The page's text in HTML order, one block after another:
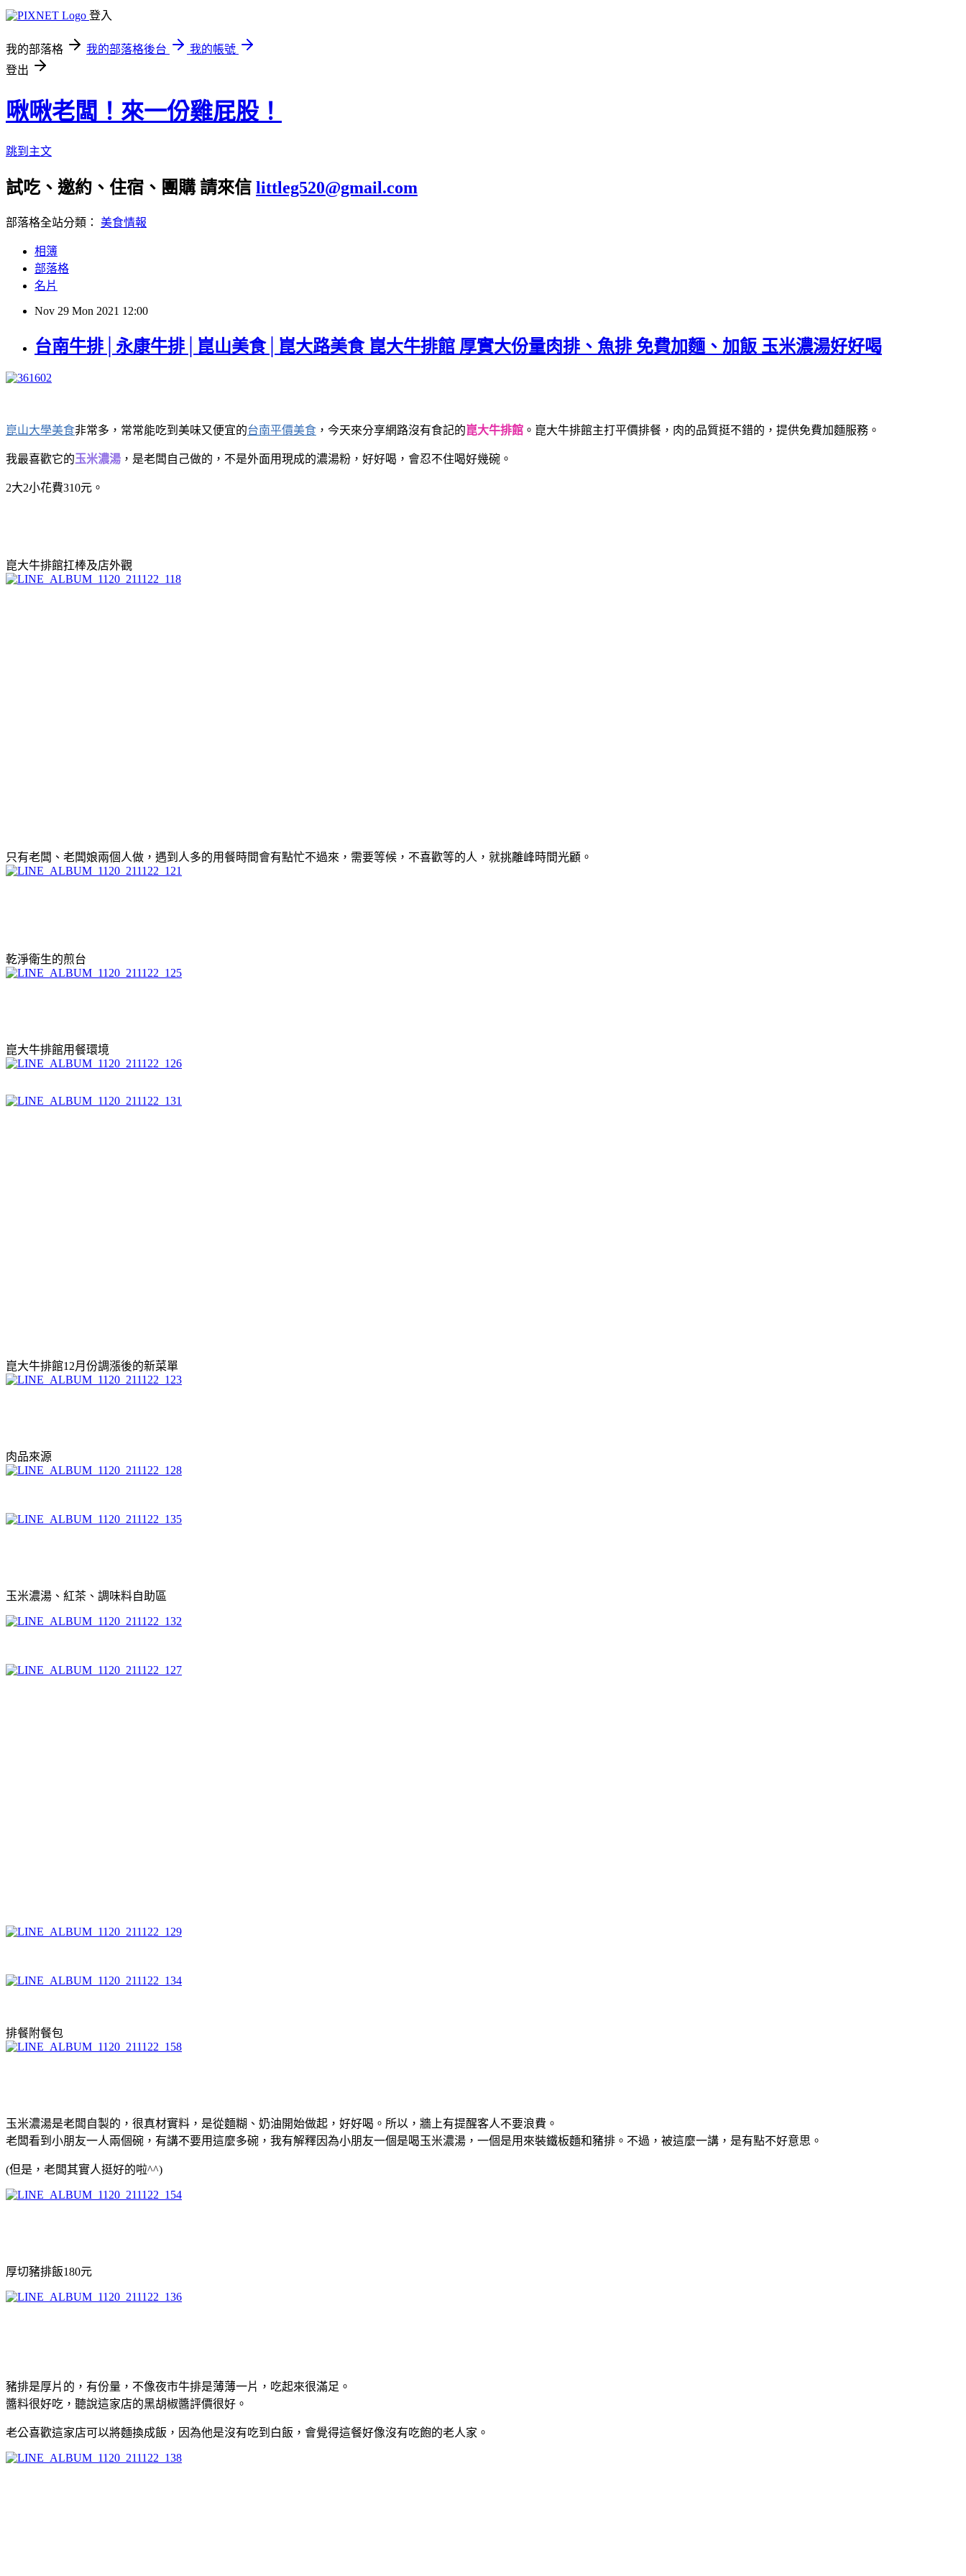
登入
我的部落格 我的部落格後台
我的帳號
登出
啾啾老闆！來一份雞屁股！
跳到主文
試吃、邀約、住宿、團購 請來信 littleg520@gmail.com
部落格全站分類： 美食情報
相簿
部落格
名片
Nov 29 Mon 2021 12:00
台南牛排│永康牛排│崑山美食│崑大路美食 崑大牛排館 厚實大份量肉排、魚排 免費加麵、加飯 玉米濃湯好好喝
崑山大學美食非常多，常常能吃到美味又便宜的台南平價美食 ，今天來分享網路沒有食記的崑大牛排館 。崑大牛排館主打平價排餐，肉的品質挺不錯的，提供免費加麵服務。
我最喜歡它的玉米濃湯 ，是老闆自己做的，不是外面用現成的濃湯粉，好好喝，會忍不住喝好幾碗。
2大2小花費310元。
崑大牛排館扛棒及店外觀
只有老闆、老闆娘兩個人做，遇到人多的用餐時間會有點忙不過來，需要等候，不喜歡等的人，就挑離峰時間光顧。
乾淨衛生的煎台
崑大牛排館用餐環境
崑大牛排館12月份調漲後的新菜單
肉品來源
玉米濃湯、紅茶、調味料自助區
排餐附餐包
玉米濃湯是老闆自製的，很真材實料，是從麵糊、奶油開始做起，好好喝。所以，牆上有提醒客人不要浪費。
老闆看到小朋友一人兩個碗，有講不要用這麼多碗，我有解釋因為小朋友一個是喝玉米濃湯，一個是用來裝鐵板麵和豬排。不過，被這麼一講，是有點不好意思。
(但是，老闆其實人挺好的啦^^)
厚切豬排飯180元
豬排是厚片的，有份量，不像夜市牛排是薄薄一片，吃起來很滿足。
醬料很好吃，聽說這家店的黑胡椒醬評價很好。
老公喜歡這家店可以將麵換成飯，因為他是沒有吃到白飯，會覺得這餐好像沒有吃飽的老人家。